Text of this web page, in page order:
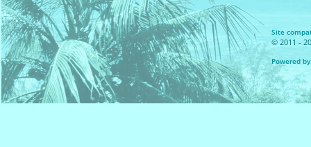
Site
© 2011 -
Powered by